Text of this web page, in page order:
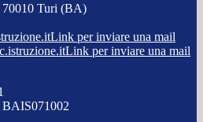
70010 Turi (BA)
Link per inviare una mail
Link per inviare una mail
BAIS071002